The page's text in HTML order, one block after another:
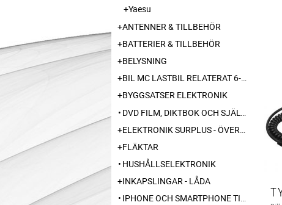
Yaesu
ANTENNER & TILLBEHÖR
BATTERIER & TILLBEHÖR
BELYSNING
BIL MC LASTBIL RELATERAT 6-12-24 240V
BYGGSATSER ELEKTRONIK
DVD FILM, DIKTBOK OCH SJÄLVBIOGRAFI FRÅN SKARABORG
ELEKTRONIK SURPLUS - ÖVERSKOTT
FLÄKTAR
HUSHÅLLSELEKTRONIK
INKAPSLINGAR - LÅDA
IPHONE OCH SMARTPHONE TILLBEHÖR